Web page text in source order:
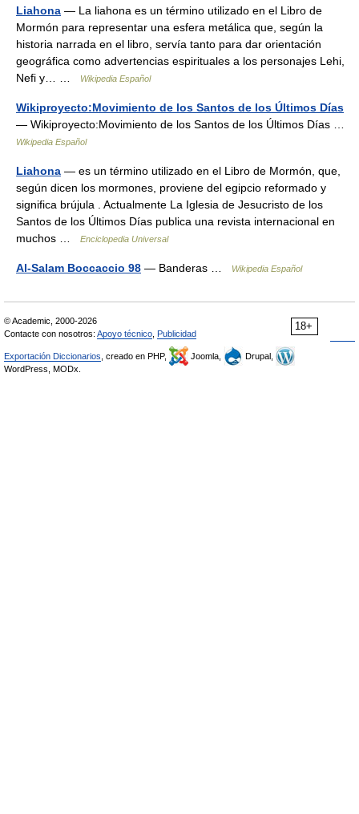
Liahona — La liahona es un término utilizado en el Libro de
Mormón para representar una esfera metálica que, según la
historia narrada en el libro, servía tanto para dar orientación
geográfica como advertencias espirituales a los personajes Lehi,
Nefi y… …
Wikipedia Español
Wikiproyecto:Movimiento de los Santos de los Últimos Días
— Wikiproyecto:Movimiento de los Santos de los Últimos Días …
Wikipedia Español
Liahona — es un término utilizado en el Libro de Mormón, que,
según dicen los mormones, proviene del egipcio reformado y
significa brújula . Actualmente La Iglesia de Jesucristo de los
Santos de los Últimos Días publica una revista internacional en
muchos …
Enciclopedia Universal
Al-Salam Boccaccio 98 — Banderas … Wikipedia Español
18+
© Academic, 2000-2026
Contacte con nosotros: Apoyo técnico Publicidad
Exportación Diccionarios , creado en PHP, Joomla,
Drupal,
WordPress, MODx.